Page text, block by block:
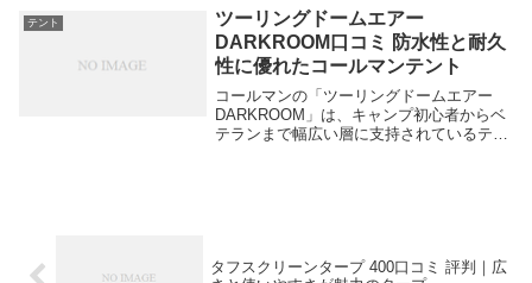
員が快適に過ごせるよう工夫されていま
す。また、...
テント
ツーリングドームエアー
DARKROOM口コミ 防水性と耐久
性に優れたコールマンテント
コールマンの「ツーリングドームエアー
DARKROOM」は、キャンプ初心者からベ
テランまで幅広い層に支持されているテン
タフスクリーンタープ 400口コミ 評判｜広